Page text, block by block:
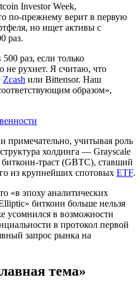
Investor Week,
по-прежнему верит в первую
но ищет активы с
раз.
раз, если только
рухнет. Я считаю, что
Zcash или Bittensor. Наш
образом»,
примечательно, учитывая роль
холдинга — Grayscale
траст (GBTC), ставший
из крупнейших спотовых ETF.
«в эпоху аналитических
биткоин больше нельзя
усомнился в возможности
в протокол первой
запрос рынка на
тема»